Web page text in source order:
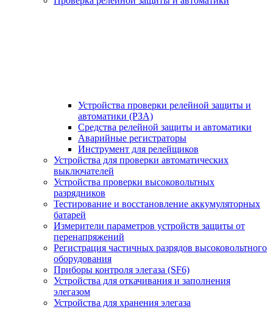
Устройства проверки релейной защиты и
автоматики (РЗА)
Средства релейной защиты и автоматики
Аварийные регистраторы
Инструмент для релейщиков
Устройства для проверки автоматических
выключателей
Устройства проверки высоковольтных
разрядников
Тестирование и восстановление аккумуляторных
батарей
Измерители параметров устройств защиты от
перенапряжений
Регистрация частичных разрядов высоковольтного
оборудования
Приборы контроля элегаза (SF6)
Устройства для откачивания и заполнения
элегазом
Устройства для хранения элегаза